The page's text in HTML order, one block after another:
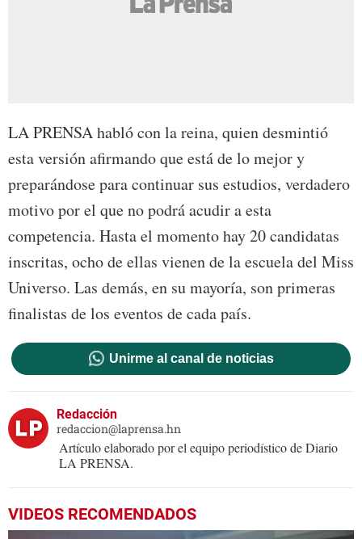
LA PRENSA habló con la reina, quien desmintió
esta versión afirmando que está de lo mejor y
preparándose para continuar sus estudios, verdadero
motivo por el que no podrá acudir a esta
competencia. Hasta el momento hay 20 candidatas
inscritas, ocho de ellas vienen de la escuela del Miss
Universo. Las demás, en su mayoría, son primeras
finalistas de los eventos de cada país.
Unirme al canal de noticias
Redacción
redaccion@laprensa.hn
Artículo elaborado por el equipo periodístico de Diario
LA PRENSA.
VIDEOS RECOMENDADOS